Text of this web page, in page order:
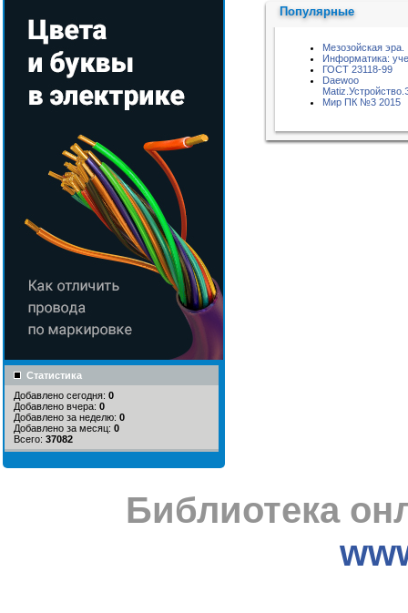
Статистика
Добавлено сегодня: 0
Добавлено вчера: 0
Добавлено за неделю: 0
Добавлено за месяц: 0
Всего: 37082
Популярные
Мезозойская эра.
Информатика:
ГОСТ 23118-99
Daewoo
Мир ПК №3 2015
Библиотека